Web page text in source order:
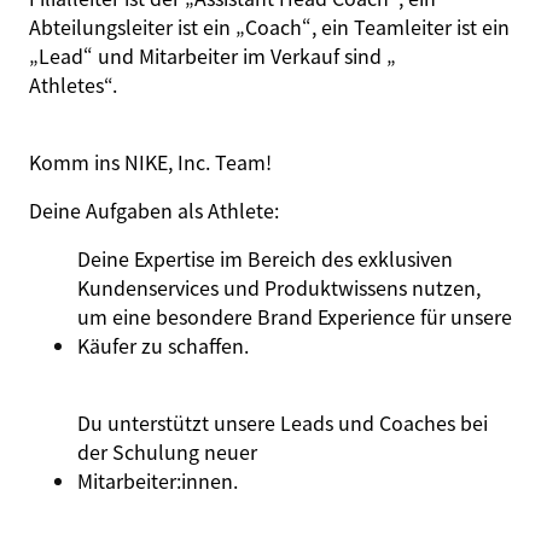
Abteilungsleiter ist ein „Coach“, ein Teamleiter ist ein
„Lead“ und Mitarbeiter im Verkauf sind „
Athletes“.
Komm ins NIKE, Inc. Team!
Deine Aufgaben alsAthlete:
Deine Expertise im Bereich des exklusiven
Kundenservices und Produktwissens nutzen,
um eine besondere Brand Experience für unsere
Käufer zu schaffen.
Du unterstützt unsere Leads und Coaches bei
der Schulung neuer
Mitarbeiter:innen.